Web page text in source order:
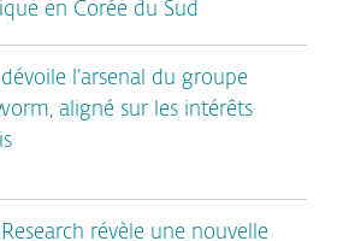
en Corée du Sud
dévoile l’arsenal du groupe
aligné sur les intérêts
Research révèle une nouvelle